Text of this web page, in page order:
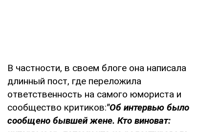
В частности, в своем блоге она написала
длинный пост, где переложила
ответственность на самого юмориста и
сообщество критиков:"Об интервью было
сообщено бывшей жене. Кто виноват: